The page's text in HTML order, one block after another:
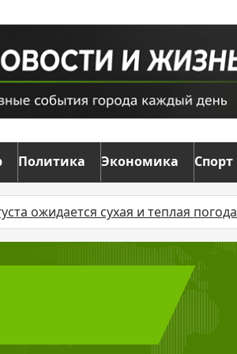
Политика Экономика Спорт
ожидается сухая и теплая погода